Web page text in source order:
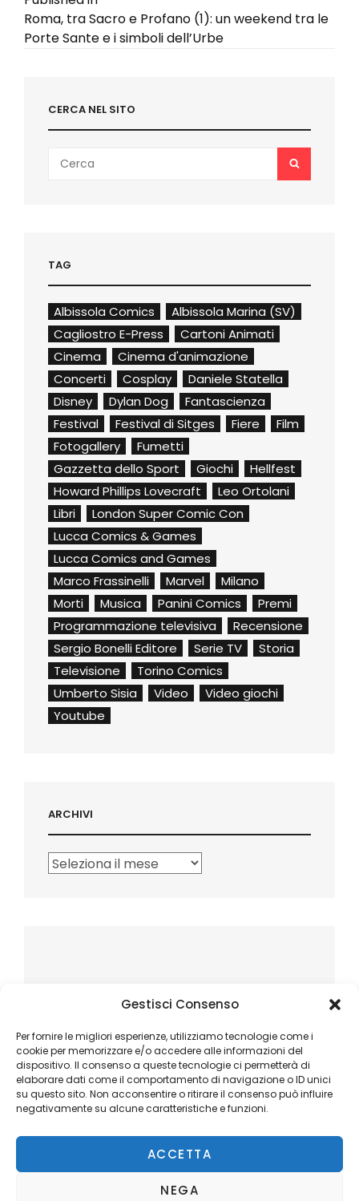
Gestisci Consenso
Per fornire le migliori esperienze, utilizziamo tecnologie come i
cookie per memorizzare e/o accedere alle informazioni del
dispositivo. Il consenso a queste tecnologie ci permetterà di
elaborare dati come il comportamento di navigazione o ID unici
su questo sito. Non acconsentire o ritirare il consenso può influire
negativamente su alcune caratteristiche e funzioni.
ACCETTA
NEGA
articoli
Roma, tra Sacro e Profano (1): un weekend tra le
Porte Sante e i simboli dell’Urbe
CERCA NEL SITO
for:
SEARCH
TAG
Albissola Comics
Albissola Marina (SV)
Cagliostro E-Press
Cartoni Animati
Cinema
Cinema d'animazione
Concerti
Cosplay
Daniele Statella
Disney
Dylan Dog
Fantascienza
Festival
Festival di Sitges Fiere
Film
Fotogallery
Fumetti
Gazzetta dello Sport
Giochi
Hellfest
Howard Phillips Lovecraft
Leo Ortolani
Libri
London Super Comic Con
Lucca Comics & Games
Lucca Comics and Games
Marco Frassinelli
Marvel
Milano
Morti
Musica Panini Comics
Premi
Programmazione televisiva
Recensione
Sergio Bonelli Editore
Serie TV
Storia
Televisione
Torino Comics
Umberto Sisia
Video
Video giochi
Youtube
ARCHIVI
Archivi